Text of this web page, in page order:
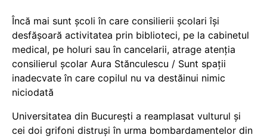
Încă mai sunt școli în care consilierii școlari își
desfășoară activitatea prin biblioteci, pe la cabinetul
medical, pe holuri sau în cancelarii, atrage atenția
consilierul școlar Aura Stănculescu / Sunt spații
inadecvate în care copilul nu va destăinui nimic
niciodată
Universitatea din București a reamplasat vulturul și
cei doi grifoni distruși în urma bombardamentelor din